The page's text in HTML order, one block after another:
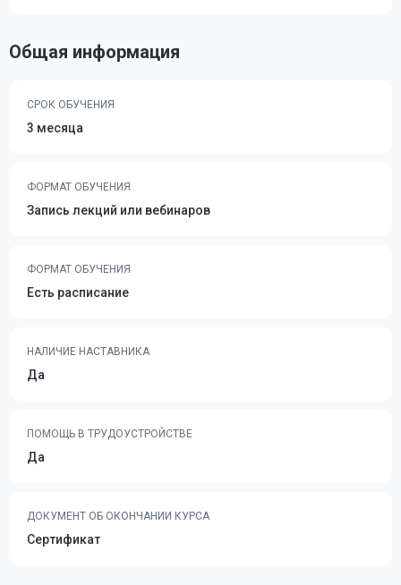
Общая информация
СРОК ОБУЧЕНИЯ
3 месяца
ФОРМАТ ОБУЧЕНИЯ
Запись лекций или вебинаров
ФОРМАТ ОБУЧЕНИЯ
Есть расписание
НАЛИЧИЕ НАСТАВНИКА
Да
ПОМОЩЬ В ТРУДОУСТРОЙСТВЕ
Да
ДОКУМЕНТ ОБ ОКОНЧАНИИ КУРСА
Сертификат